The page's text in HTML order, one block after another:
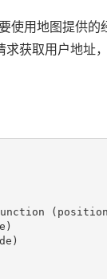
使用地图提供的
获取用户地址